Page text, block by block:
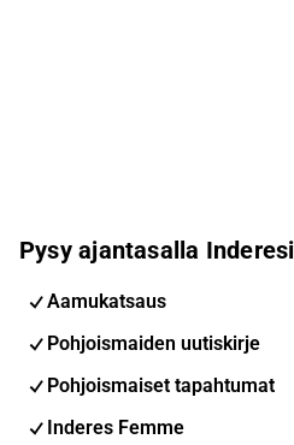
Pysy ajantasalla
Aamukatsaus
Pohjoismaiden uutiskirje
Pohjoismaiset tapahtumat
Inderes Femme